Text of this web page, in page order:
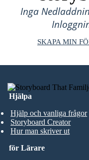
Inga
SKAPA MIN
Hjälpa
Hjälp och vanliga frågor
Storyboard Creator
Hur man skriver ut
för Lärare